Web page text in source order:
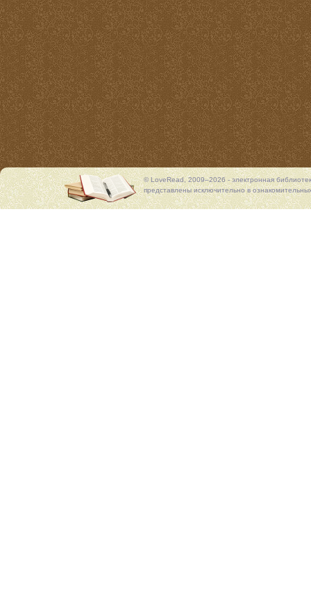
© LoveRead, 2009–2026 - электронная
представлены исключительно в